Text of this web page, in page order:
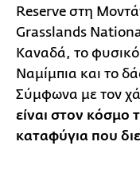
Reserve στη
Grasslands
Καναδά, το
Ναμίμπια και το
Σύμφωνα με τον
είναι στον κόσμο
καταφύγια που